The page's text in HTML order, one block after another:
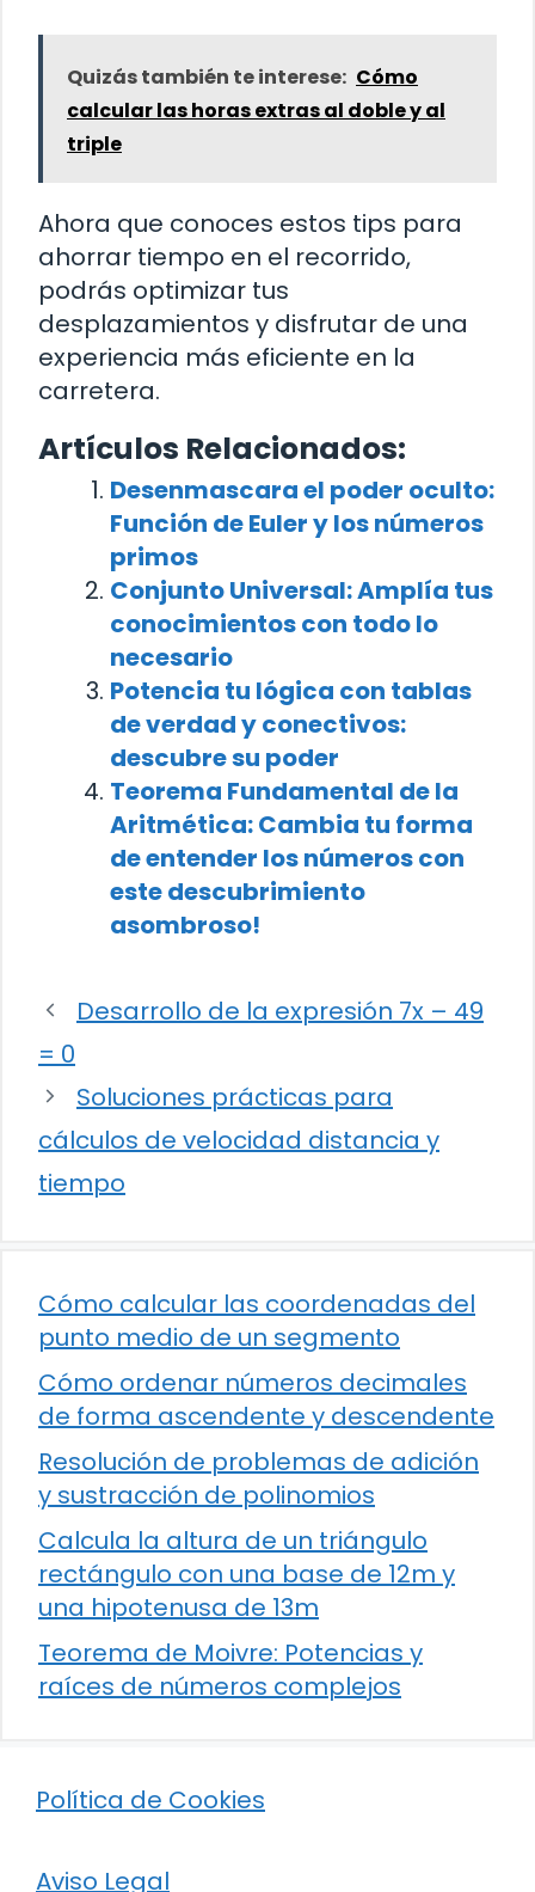
Quizás también te interese: Cómo
calcular las horas extras al doble y al
triple
Ahora que conoces estos tips para
ahorrar tiempo en el recorrido,
podrás optimizar tus
desplazamientos y disfrutar de una
experiencia más eficiente en la
carretera.
Artículos Relacionados:
Desenmascara el poder oculto:
Función de Euler y los números
primos
Conjunto Universal: Amplía tus
conocimientos con todo lo
necesario
Potencia tu lógica con tablas
de verdad y conectivos:
descubre su poder
Teorema Fundamental de la
Aritmética: Cambia tu forma
de entender los números con
este descubrimiento
asombroso!
Desarrollo de la expresión 7x – 49
= 0
Soluciones prácticas para
cálculos de velocidad distancia y
tiempo
Cómo calcular las coordenadas del
punto medio de un segmento
Cómo ordenar números decimales
de forma ascendente y descendente
Resolución de problemas de adición
y sustracción de polinomios
Calcula la altura de un triángulo
rectángulo con una base de 12m y
una hipotenusa de 13m
Teorema de Moivre: Potencias y
raíces de números complejos
Política de Cookies
Aviso Legal